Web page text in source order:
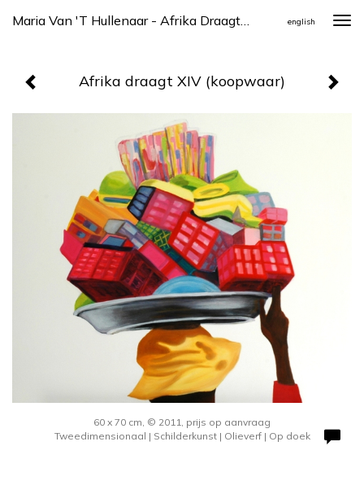
Maria Van 't Hullenaar - Afrika Draagt XIV (koopwaar) english
Afrika draagt XIV (koopwaar)
60 x 70 cm, © 2011, prijs op aanvraag
Tweedimensionaal | Schilderkunst | Olieverf | Op doek